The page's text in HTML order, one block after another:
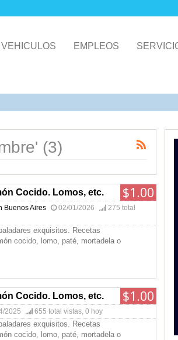
VEHICULOS EMPLEOS
(3)
$1.00
Cocido. Lomos, etc.
Buenos Aires 02/01/2026
275 total
exquisitos. Recetas
cocido, lomo, paté, mortadela o
$1.00
Cocido. Lomos, etc.
2025 655 total vistas, 0 hoy
exquisitos. Recetas
cocido, lomo, paté, mortadela o